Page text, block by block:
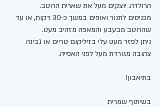
הרולדה. יוצקים מעל את שארית הרוטב.
מכניסים לתנור ואופים במשך כ-30 דקות, או עד
שהרוטב מבעבע והמאפה מזהיב מעט.
ניתן לפזר מעט עלי בזיליקום טריים או גבינה
צהובה מגורדת מעל לפני האפייה.
בתיאבון!
בשיתוף שמרית